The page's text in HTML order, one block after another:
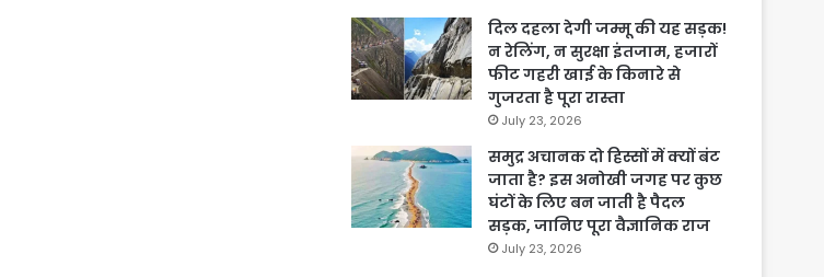
दिल दहला देगी जम्मू की यह सड़क!
न रेलिंग, न सुरक्षा इंतजाम, हजारों
फीट गहरी खाई के किनारे से
गुजरता है पूरा रास्ता
July 23, 2026
समुद्र अचानक दो हिस्सों में क्यों बंट
जाता है? इस अनोखी जगह पर कुछ
घंटों के लिए बन जाती है पैदल
सड़क, जानिए पूरा वैज्ञानिक राज
July 23, 2026